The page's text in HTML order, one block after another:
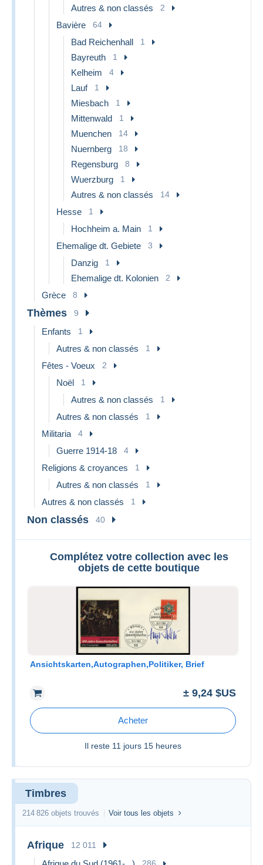
Autres & non classés 2
Bavière 64
Bad Reichenhall 1
Bayreuth 1
Kelheim 4
Lauf 1
Miesbach 1
Mittenwald 1
Muenchen 14
Nuernberg 18
Regensburg 8
Wuerzburg 1
Autres & non classés 14
Hesse 1
Hochheim a. Main 1
Ehemalige dt. Gebiete 3
Danzig 1
Ehemalige dt. Kolonien 2
Grèce 8
Thèmes 9
Enfants 1
Autres & non classés 1
Fêtes - Voeux 2
Noël 1
Autres & non classés 1
Autres & non classés 1
Militaria 4
Guerre 1914-18 4
Religions & croyances 1
Autres & non classés 1
Autres & non classés 1
Non classés 40
Complétez votre collection avec les
objets de cette boutique
Ansichtskarten,Autographen,Politiker, Brief
± 9,24 $US
Acheter
Il reste 11 jours 15 heures
Timbres
214 826 objets trouvés Voir tous les objets
Afrique 12 011